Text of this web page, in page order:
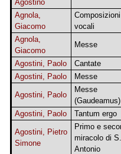
Agostino
Agnola,
Giacomo
Composizioni
vocali
Agnola,
Giacomo
Messe
Agostini, Paolo
Cantate
Agostini, Paolo
Messe
Agostini, Paolo
Messe
(Gaudeamus)
Agostini, Paolo
Tantum ergo
Agostini, Pietro
Simone
Primo e
miracolo di S.
Antonio